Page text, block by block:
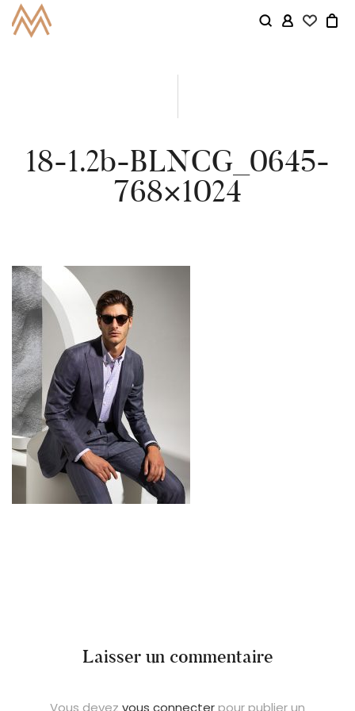
18-1.2b-BLNCG_0645-
768×1024
Laisser un commentaire
Vous devez vous connecterpour publier un